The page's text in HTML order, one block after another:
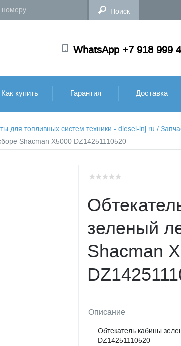
WhatsApp +7 918 999
Как купить Гарантия Доставка
для топливных систем техники - diesel-inj.ru /
Shacman X5000 DZ14251110520
зеленый
Shacman
Описание
Обтекатель кабины
DZ14251110520